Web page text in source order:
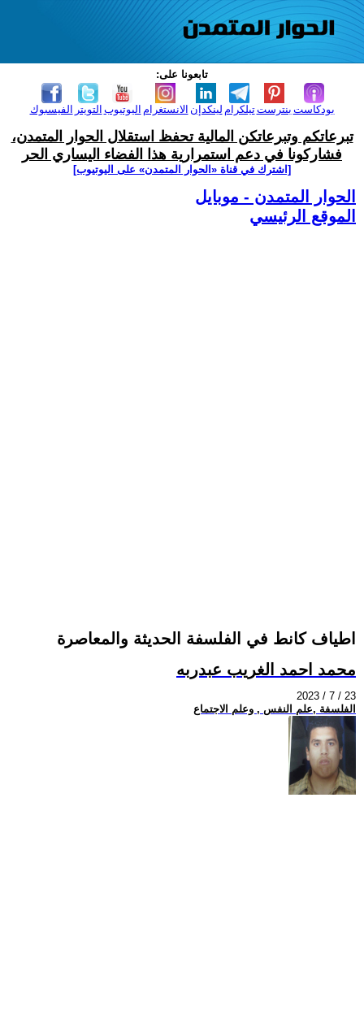
تابعونا على:
الفيسبوك التويتر اليوتيوب الانستغرام لينكدإن تيلكرامبنترست بودكاست
تبرعاتكم وتبرعاتكن المالية تحفظ استقلال الحوار المتمدن،
فشاركونا في دعم استمرارية هذا الفضاء اليساري الحر
[اشترك في قناة ‫«الحوار المتمدن» على اليوتيوب]
الحوار المتمدن - موبايل
الموقع الرئيسي
اطياف كانط في الفلسفة الحديثة والمعاصرة
محمد احمد الغريب عبدربه
2023 / 7 / 23
الفلسفة ,علم النفس , وعلم الاجتماع